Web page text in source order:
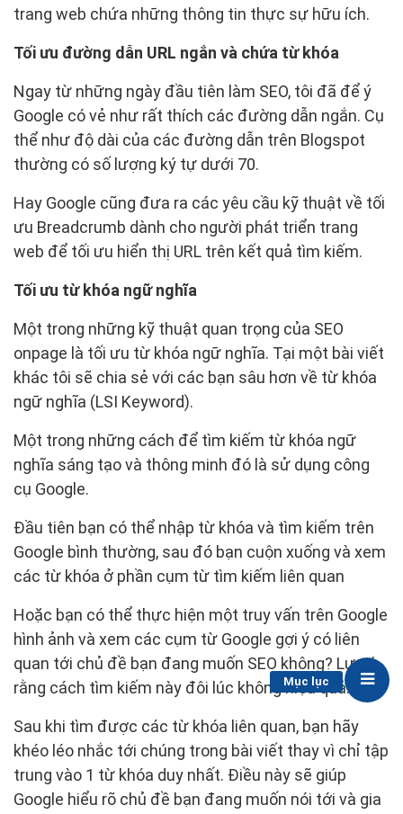
Mục lục
trang web chứa những thông tin thực sự hữu ích.
Tối ưu đường dẫn URL ngắn và chứa từ khóa
Ngay từ những ngày đầu tiên làm SEO, tôi đã để ý
Google có vẻ như rất thích các đường dẫn ngắn. Cụ
thể như độ dài của các đường dẫn trên Blogspot
thường có số lượng ký tự dưới 70.
Hay Google cũng đưa ra các yêu cầu kỹ thuật về tối
ưu Breadcrumb dành cho người phát triển trang
web để tối ưu hiển thị URL trên kết quả tìm kiếm.
Tối ưu từ khóa ngữ nghĩa
Một trong những kỹ thuật quan trọng của SEO
onpage là tối ưu từ khóa ngữ nghĩa. Tại một bài viết
khác tôi sẽ chia sẻ với các bạn sâu hơn về từ khóa
ngữ nghĩa (LSI Keyword).
Một trong những cách để tìm kiếm từ khóa ngữ
nghĩa sáng tạo và thông minh đó là sử dụng công
cụ Google.
Đầu tiên bạn có thể nhập từ khóa và tìm kiếm trên
Google bình thường, sau đó bạn cuộn xuống và xem
các từ khóa ở phần cụm từ tìm kiếm liên quan
Hoặc bạn có thể thực hiện một truy vấn trên Google
hình ảnh và xem các cụm từ Google gợi ý có liên
quan tới chủ đề bạn đang muốn SEO không? Lưu ý
rằng cách tìm kiếm này đôi lúc không hiệu quả.
Sau khi tìm được các từ khóa liên quan, bạn hãy
khéo léo nhắc tới chúng trong bài viết thay vì chỉ tập
trung vào 1 từ khóa duy nhất. Điều này sẽ giúp
Google hiểu rõ chủ đề bạn đang muốn nói tới và gia